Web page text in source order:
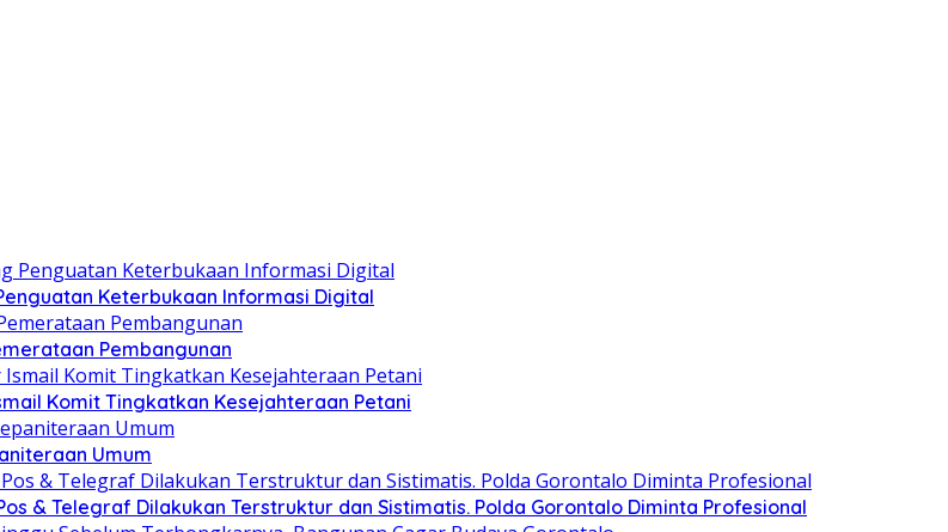
Keterbukaan Informasi Digital
Pembangunan
Komit Tingkatkan Kesejahteraan Petani
Umum
& Telegraf Dilakukan Terstruktur dan Sistimatis. Polda Gorontalo Diminta Profesional